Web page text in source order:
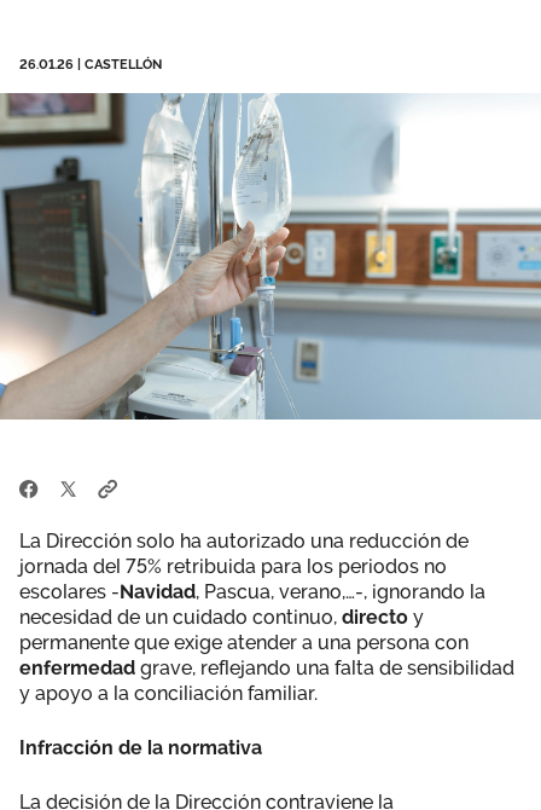
26.01.26 CASTELLÓN
La Dirección solo ha autorizado una reducción de
jornada del 75% retribuida para los periodos no
escolares -Navidad, Pascua, verano,…-, ignorando la
necesidad de un cuidado continuo, directo y
permanente que exige atender a una persona con
enfermedad grave, reflejando una falta de sensibilidad
y apoyo a la conciliación familiar.
Infracción de la normativa
La decisión de la Dirección contraviene la